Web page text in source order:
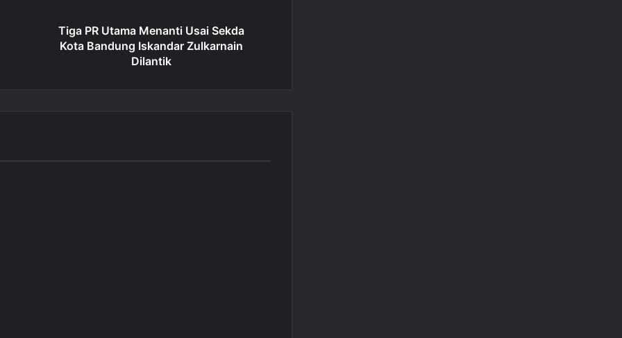
Tiga PR Utama Menanti Usai Sekda
Kota Bandung Iskandar Zulkarnain
Dilantik